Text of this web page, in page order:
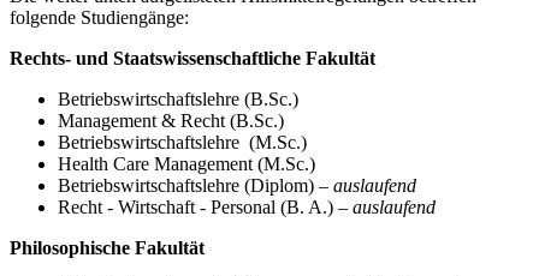
folgende Studiengänge:
Rechts- und Staatswissenschaftliche Fakultät
Betriebswirtschaftslehre (B.Sc.)
Management & Recht (B.Sc.)
Betriebswirtschaftslehre (M.Sc.)
Health Care Management (M.Sc.)
Betriebswirtschaftslehre (Diplom) – auslaufend
Recht - Wirtschaft - Personal (B. A.) – auslaufend
Philosophische Fakultät